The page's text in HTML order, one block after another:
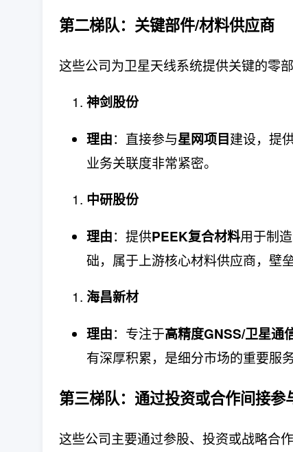
第二梯队：关键部件/材料供应商
这些公司为卫星天线系统提供关键的零
神剑股份
理由：直接参与星网项目建设，提
业务关联度非常紧密。
中研股份
理由：提供PEEK复合材料用于制造
础，属于上游核心材料供应商，壁垒
海昌新材
理由：专注于高精度GNSS/卫星通
有深厚积累，是细分市场的重要服务
第三梯队：通过投资或合作间接参
这些公司主要通过参股、投资或战略合